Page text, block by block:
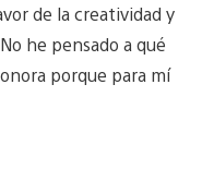
de la creatividad y
he pensado a qué
porque para mí